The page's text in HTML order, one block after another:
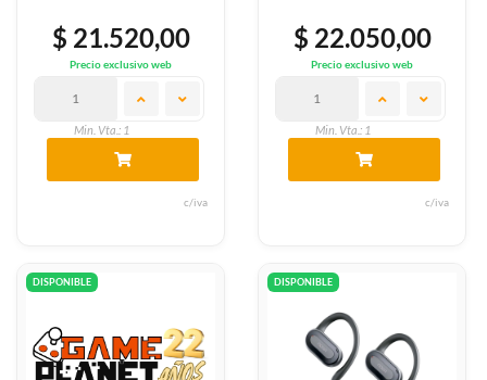
$ 21.520,00
Precio exclusivo web
Min. Vta.: 1
c/iva
$ 22.050,00
Precio exclusivo web
Min. Vta.: 1
c/iva
DISPONIBLE DISPONIBLE